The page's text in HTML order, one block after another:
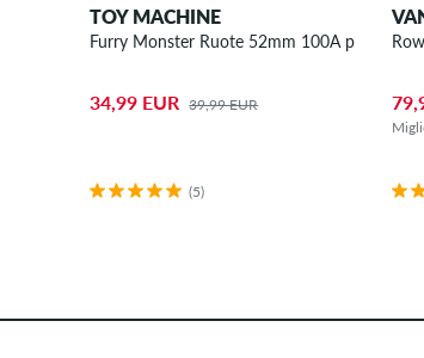
TOY MACHINE
Furry Monster Ruote 52mm 100A pacco da
34,99 EUR 39,99 EUR
(5)